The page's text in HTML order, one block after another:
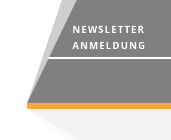
NEWSLETTER
ANMELDUNG